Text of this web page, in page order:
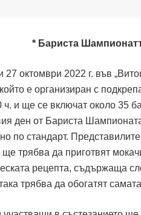
* Бариста
27 октомври 2022 г. във
е организиран с
ч. и ще се включат около 35
ден от Бариста
по стандарт.
ще трябва да приготвят
рецепта, съдържаща
трябва да обогатят